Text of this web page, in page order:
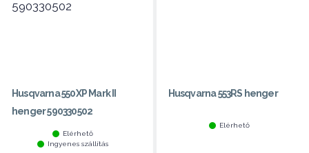
Husqvarna 550XP Mark II
henger 590330502
Elérhető
Ingyenes szállítás
Husqvarna 553RS henger
Elérhető